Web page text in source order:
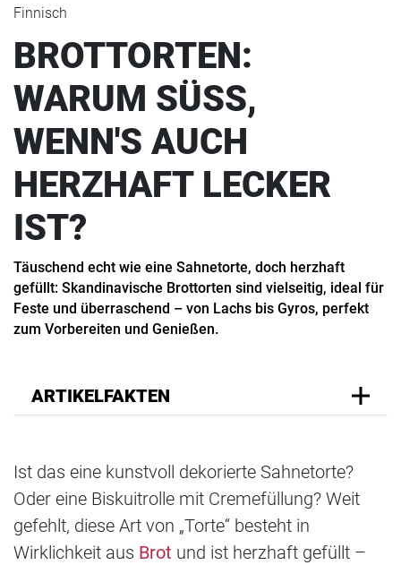
Finnisch
BROTTORTEN:
WARUM SÜSS,
WENN'S AUCH
HERZHAFT LECKER
IST?
Täuschend echt wie eine Sahnetorte, doch herzhaft
gefüllt: Skandinavische Brottorten sind vielseitig, ideal für
Feste und überraschend – von Lachs bis Gyros, perfekt
zum Vorbereiten und Genießen.
ARTIKELFAKTEN
Ist das eine kunstvoll dekorierte Sahnetorte?
Oder eine Biskuitrolle mit Cremefüllung? Weit
gefehlt, diese Art von „Torte“ besteht in
Wirklichkeit aus Brot und ist herzhaft gefüllt –